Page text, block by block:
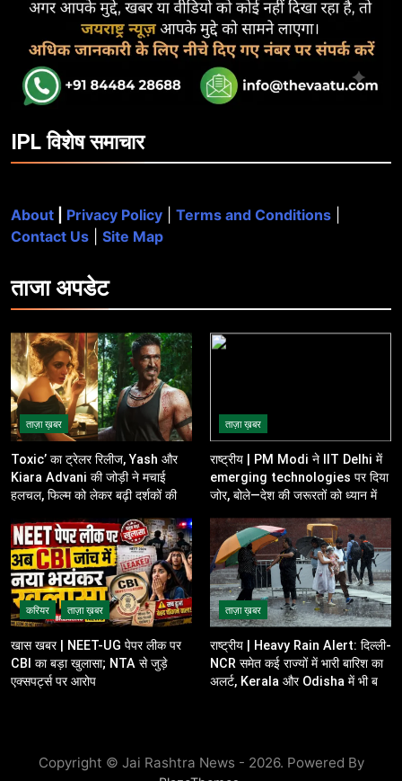
IPL विशेष समाचार
About Privacy Policy Terms and Conditions
Contact Us
Site Map
ताजाअपडेट
ताज़ा ख़बर
Toxic’ का ट्रेलर रिलीज, Yash और
Kiara Advani की जोड़ी ने मचाई
हलचल, फिल्म को लेकर बढ़ी दर्शकों की
ताज़ा ख़बर
राष्ट्रीय | PM Modi ने IIT Delhi में
emerging technologies पर दिया
जोर, बोले—देश की जरूरतों को ध्यान में
करियर ताज़ा ख़बर
खास खबर | NEET-UG पेपर लीक पर
CBI का बड़ा खुलासा; NTA से जुड़े
एक्सपर्ट्स पर आरोप
ताज़ा ख़बर
राष्ट्रीय | Heavy Rain Alert: दिल्ली-
NCR समेत कई राज्यों में भारी बारिश का
अलर्ट, Kerala और Odisha में भी बढ़ी
Copyright © Jai Rashtra News - 2026. Powered By